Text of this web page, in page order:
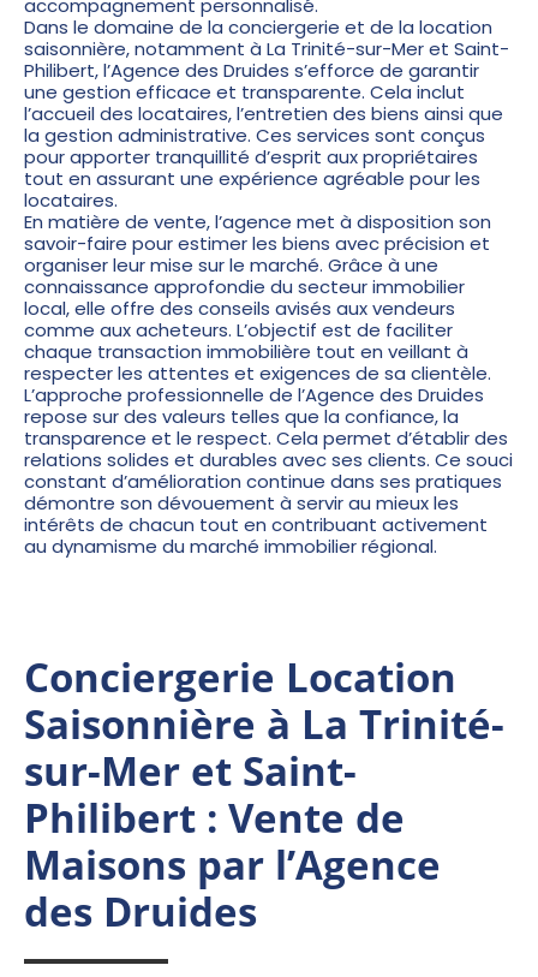
accompagnement personnalisé.
Dans le domaine de la conciergerie et de la location
saisonnière, notamment à La Trinité-sur-Mer et Saint-
Philibert, l’Agence des Druides s’efforce de garantir
une gestion efficace et transparente. Cela inclut
l’accueil des locataires, l’entretien des biens ainsi que
la gestion administrative. Ces services sont conçus
pour apporter tranquillité d’esprit aux propriétaires
tout en assurant une expérience agréable pour les
locataires.
En matière de vente, l’agence met à disposition son
savoir-faire pour estimer les biens avec précision et
organiser leur mise sur le marché. Grâce à une
connaissance approfondie du secteur immobilier
local, elle offre des conseils avisés aux vendeurs
comme aux acheteurs. L’objectif est de faciliter
chaque transaction immobilière tout en veillant à
respecter les attentes et exigences de sa clientèle.
L’approche professionnelle de l’Agence des Druides
repose sur des valeurs telles que la confiance, la
transparence et le respect. Cela permet d’établir des
relations solides et durables avec ses clients. Ce souci
constant d’amélioration continue dans ses pratiques
démontre son dévouement à servir au mieux les
intérêts de chacun tout en contribuant activement
au dynamisme du marché immobilier régional.
Conciergerie Location
Saisonnière à La Trinité-
sur-Mer et Saint-
Philibert : Vente de
Maisons par l’Agence
des Druides